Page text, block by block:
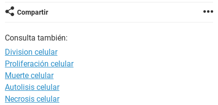
Compartir
Consulta también:
Division celular
Proliferación celular
Muerte celular
Autolisis celular
Necrosis celular